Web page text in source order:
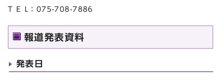
T E L：075-708-7886
報道発表資料
発表日